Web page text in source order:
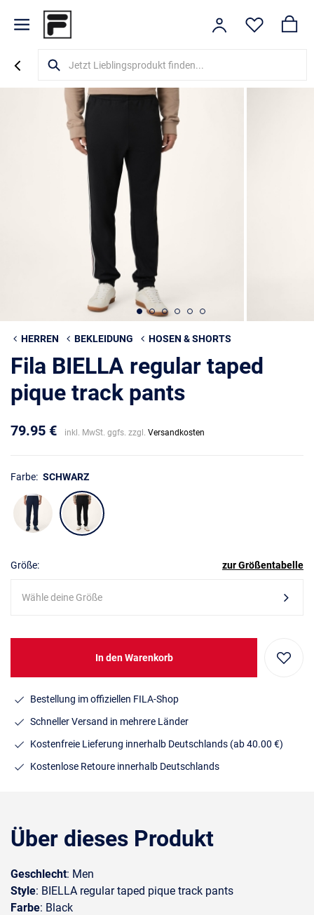
HERREN BEKLEIDUNG HOSEN & SHORTS
Fila BIELLA regular taped
pique track pants
79.95 € inkl. MwSt. ggfs. zzgl. Versandkosten
Farbe: SCHWARZ
Größe: zur Größentabelle
Wähle deine Größe
In den Warenkorb
Bestellung im offiziellen FILA-Shop
Schneller Versand in mehrere Länder
Kostenfreie Lieferung innerhalb Deutschlands (ab 40.00 €)
Kostenlose Retoure innerhalb Deutschlands
Über dieses Produkt
Geschlecht: Men
Style: BIELLA regular taped pique track pants
Farbe: Black